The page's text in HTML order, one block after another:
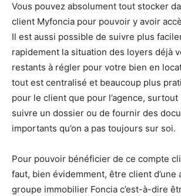
Vous pouvez absolument tout stocker
client Myfoncia pour pouvoir y avoir
Il est aussi possible de suivre plus
rapidement la situation des loyers déjà
restants à régler pour votre bien en
tout est centralisé et beaucoup plus
pour le client que pour l’agence, surtout
suivre un dossier ou de fournir des
importants qu’on a pas toujours sur soi.
Pour pouvoir bénéficier de ce compte
faut, bien évidemment, être client d’une
groupe immobilier Foncia c’est-à-dire